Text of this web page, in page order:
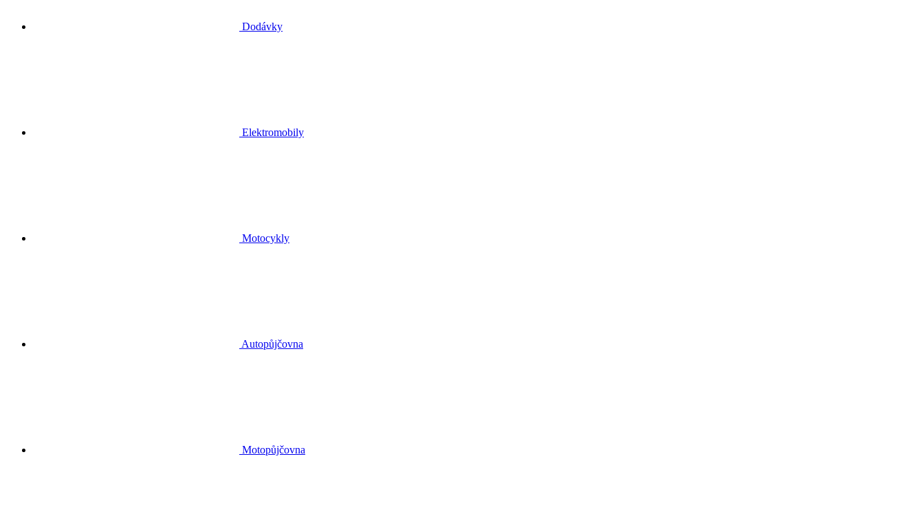
Dodávky
Elektromobily
Motocykly
Autopůjčovna
Motopůjčovna